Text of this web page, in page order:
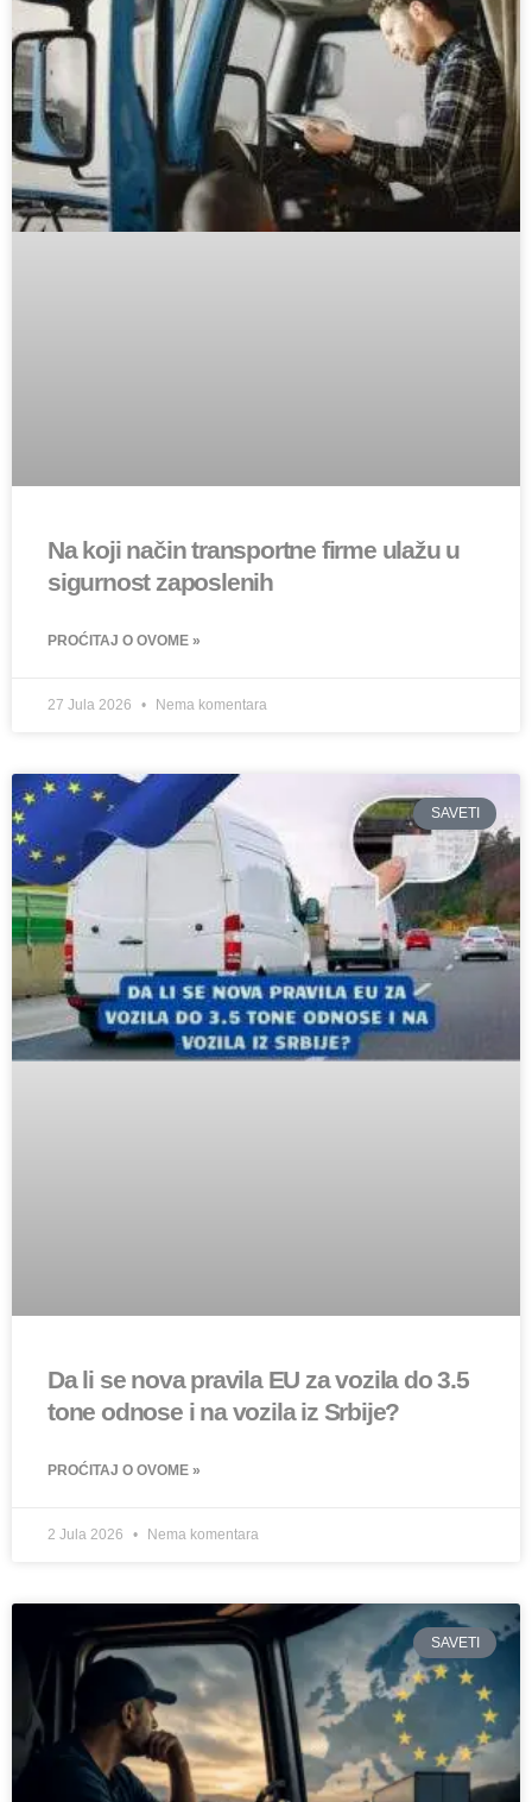
Na koji način transportne firme ulažu u
sigurnost zaposlenih
PROĆITAJ O OVOME »
27 Jula 2026 Nema komentara
SAVETI
Da li se nova pravila EU za vozila do 3.5
tone odnose i na vozila iz Srbije?
PROĆITAJ O OVOME »
2 Jula 2026 Nema komentara
SAVETI